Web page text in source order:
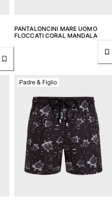
PANTALONCINI MARE UOMO
FLOCCATI CORAL MANDALA
Padre & Figlio